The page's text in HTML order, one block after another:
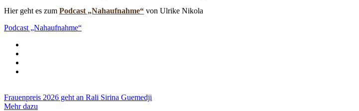
Hier geht es zum Podcast „Nahaufnahme“ von Ulrike Nikola
Podcast „Nahaufnahme“
Frauenpreis 2026 geht an Rali Sirina Guemedji
Mehr dazu